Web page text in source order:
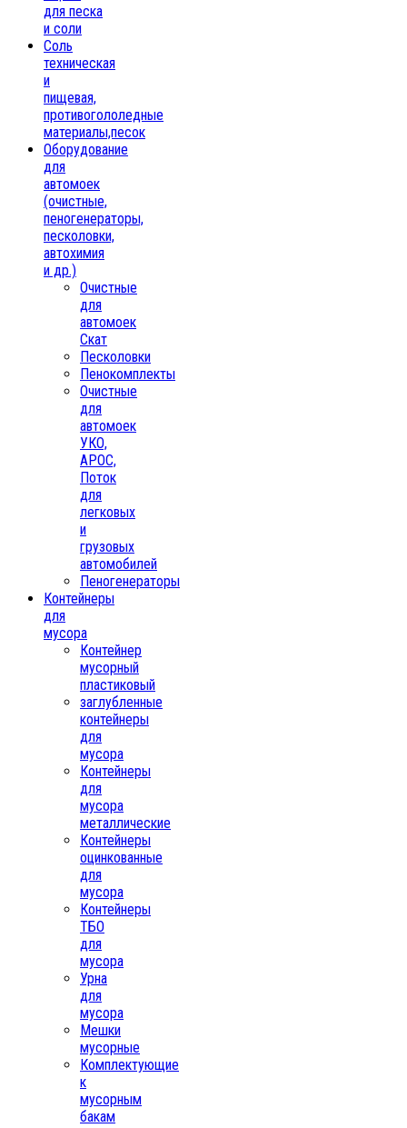
для песка
и соли
Соль
техническая
и
пищевая,
противогололедные
материалы,песок
Oборудование
для
автомоек
(очистные,
пеногенераторы,
песколовки,
автохимия
и др.)
Очистные
для
автомоек
Скат
Песколовки
Пенокомплекты
Очистные
для
автомоек
УКО,
АРОС,
Поток
для
легковых
и
грузовых
автомобилей
Пеногенераторы
Контейнеры
для
мусора
Контейнер
мусорный
пластиковый
заглубленные
контейнеры
для
мусора
Контейнеры
для
мусора
металлические
Контейнеры
оцинкованные
для
мусора
Контейнеры
ТБО
для
мусора
Урна
для
мусора
Мешки
мусорные
Комплектующие
к
мусорным
бакам